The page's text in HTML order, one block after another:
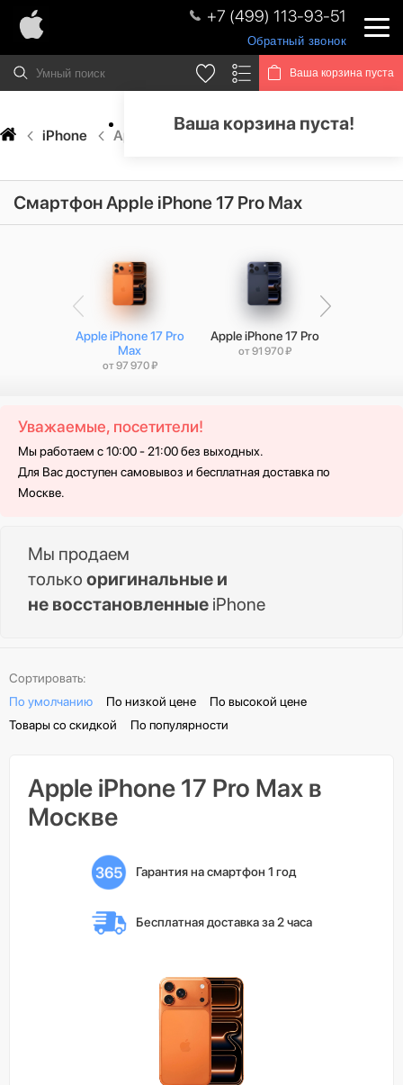
+7 (499) 113-93-51
Обратный звонок
Ваша корзина пуста
Ваша корзина пуста!
iPhone Apple iPhone 17 Pro Max
Смартфон Apple iPhone 17 Pro Max
Apple iPhone 17 Pro
Max
от 97 970 ₽
Apple iPhone 17 Pro
от 91 970 ₽
Уважаемые, посетители!
Мы работаем с 10:00 - 21:00 без выходных.
Для Вас доступен самовывоз и бесплатная доставка по
Москве.
Мы продаем
только оригинальные и
не восстановленные iPhone
Сортировать:
По умолчанию
По низкой цене
По высокой цене
Товары со скидкой
По популярности
Apple iPhone 17 Pro Max в
Москве
Гарантия на смартфон 1 год
Бесплатная доставка за 2 часа